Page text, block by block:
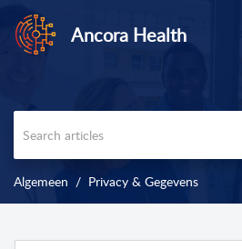
Ancora Health
Algemeen Privacy & Gegevens